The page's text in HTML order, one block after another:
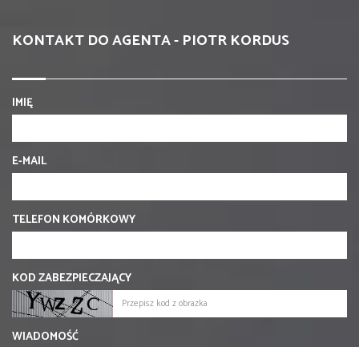
KONTAKT DO AGENTA - PIOTR KORDUS
IMIĘ
E-MAIL
TELEFON KOMÓRKOWY
KOD ZABEZPIECZAJĄCY
WIADOMOŚĆ